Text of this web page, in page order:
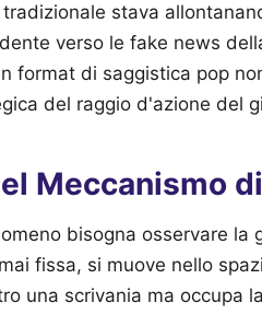
stava
verso le fake news
format di saggistica pop
del raggio d'azione del
Meccanismo
bisogna osservare la
fissa, si muove nello
una scrivania ma occupa